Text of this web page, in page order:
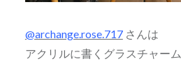
@archange.rose.717さんは
アクリルに書くグラスチャーム